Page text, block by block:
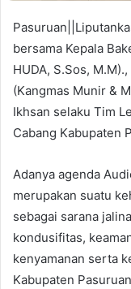
bersama Kepala
HUDA, S.Sos,
(Kangmas Munir &
Ikhsan selaku Tim
Cabang Kabupaten
Adanya agenda
merupakan suatu
sebagai sarana
kondusifitas,
kenyamanan serta
Kabupaten